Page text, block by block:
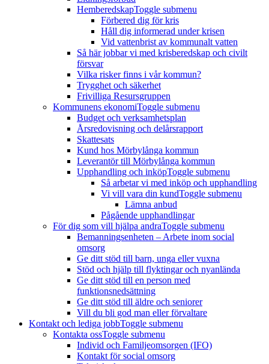
HemberedskapToggle submenu
Förbered dig för kris
Håll dig informerad under krisen
Vid vattenbrist av kommunalt vatten
Så här jobbar vi med krisberedskap och civilt
försvar
Vilka risker finns i vår kommun?
Trygghet och säkerhet
Frivilliga Resursgruppen
Kommunens ekonomiToggle submenu
Budget och verksamhetsplan
Årsredovisning och delårsrapport
Skattesats
Kund hos Mörbylånga kommun
Leverantör till Mörbylånga kommun
Upphandling och inköpToggle submenu
Så arbetar vi med inköp och upphandling
Vi vill vara din kundToggle submenu
Lämna anbud
Pågående upphandlingar
För dig som vill hjälpa andraToggle submenu
Bemanningsenheten – Arbete inom social
omsorg
Ge ditt stöd till barn, unga eller vuxna
Stöd och hjälp till flyktingar och nyanlända
Ge ditt stöd till en person med
funktionsnedsättning
Ge ditt stöd till äldre och seniorer
Vill du bli god man eller förvaltare
Kontakt och lediga jobbToggle submenu
Kontakta ossToggle submenu
Individ och Familjeomsorgen (IFO)
Kontakt för social omsorg